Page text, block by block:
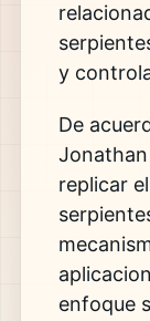
y
De
replicar
enfoque